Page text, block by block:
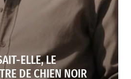
ELLE, LE
DE CHIEN NOIR